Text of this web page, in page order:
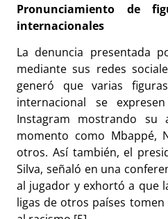
Pronunciamiento de
internacionales
La denuncia presentada
mediante sus redes
generó que varias
internacional se
Instagram mostrando su
momento como Mbappé,
otros. Así también, el
Silva, señaló en una
al jugador y exhortó a que
ligas de otros países